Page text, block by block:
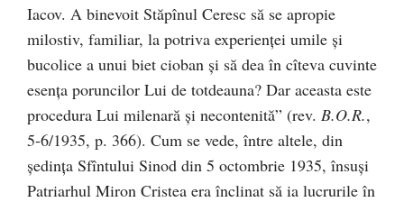
Iacov. A binevoit Stăpînul Ceresc să se apropie
milostiv, familiar, la potriva experienţei umile şi
bucolice a unui biet cioban şi să dea în cîteva cuvinte
esenţa poruncilor Lui de totdeauna? Dar aceasta este
procedura Lui milenară şi necontenită” (rev. B.O.R.,
5-6/1935, p. 366). Cum se vede, între altele, din
şedinţa Sfîntului Sinod din 5 octombrie 1935, însuşi
Patriarhul Miron Cristea era înclinat să ia lucrurile în